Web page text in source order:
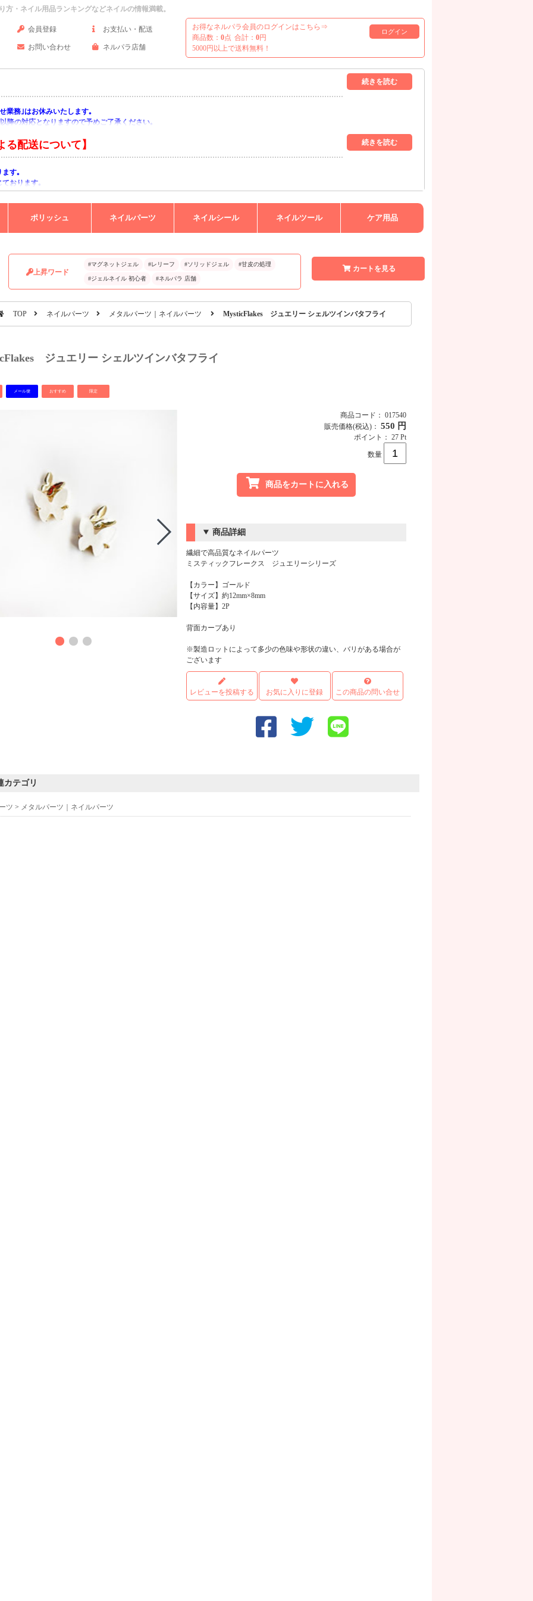
・ネイル用品ランキングなどネイルの情報満載。
会員登録 お支払い・配送
お問い合わせ ネルパラ店舗
お得なネルパラ会員のログインはこちら⇒
ログイン
商品数： 0点 合計： 0円
5000円以上で送料無料！
業務｣はお休みいたします｡
降の対応となりますので予めご了承ください｡
配送について】
ます｡
おります｡
すようお願い申し上げます｡
ポリッシュ ネイルパーツ ネイルシール ネイルツール ケア用品
上昇ワード
#マグネットジェル #レリーフ #ソリッドジェル #甘皮の処理
#ジェルネイル 初心者 #ネルパラ 店舗
カートを見る
TOP ネイルパーツ メタルパーツ｜ネイルパーツ MysticFlakes ジュエリー シェルツインバタフライ
ジュエリー シェルツインバタフライ
メール便 おすすめ 限定
商品コード： 017540
販売価格(税込)： 550 円
ポイント： 27 Pt
数量
商品をカートに入れる
商品詳細
繊細で高品質なネイルパーツ
ミスティックフレークス ジュエリーシリーズ
【カラー】ゴールド
【サイズ】約12mm×8mm
【内容量】2P
背面カーブあり
※製造ロットによって多少の色味や形状の違い、バリがある場合が
ございます
レビューを投稿する お気に入りに登録 この商品の問い合せ
カテゴリ
ツ > メタルパーツ｜ネイルパーツ